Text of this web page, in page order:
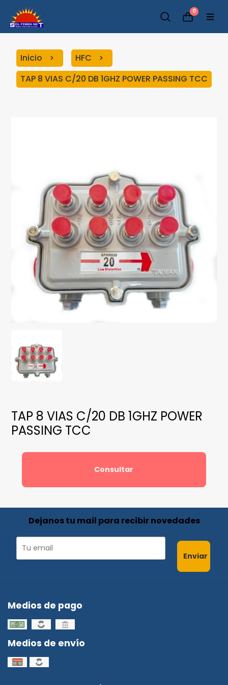
0
Inicio
HFC
TAP 8 VIAS C/20 DB 1GHZ POWER PASSING TCC
TAP 8 VIAS C/20 DB 1GHZ POWER
PASSING TCC
Consultar
Dejanos tu mail para recibir novedades
Enviar
Medios de pago
Medios de envío